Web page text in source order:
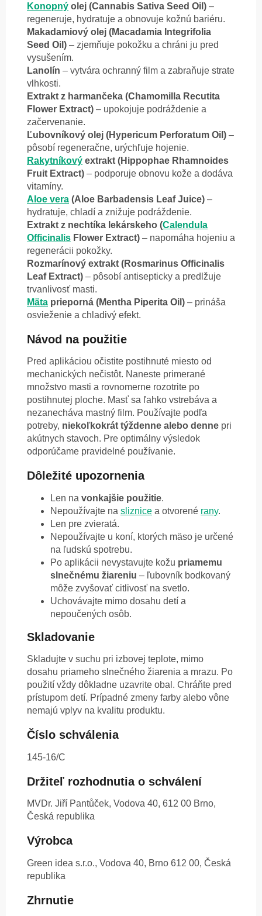
Konopný olej (Cannabis Sativa Seed Oil) –
regeneruje, hydratuje a obnovuje kožnú bariéru.
Makadamiový olej (Macadamia Integrifolia
Seed Oil) – zjemňuje pokožku a chráni ju pred
vysušením.
Lanolín – vytvára ochranný film a zabraňuje strate
vlhkosti.
Extrakt z harmančeka (Chamomilla Recutita
Flower Extract) – upokojuje podráždenie a
začervenanie.
Ľubovníkový olej (Hypericum Perforatum Oil) –
pôsobí regeneračne, urýchľuje hojenie.
Rakytníkový extrakt (Hippophae Rhamnoides
Fruit Extract) – podporuje obnovu kože a dodáva
vitamíny.
Aloe vera (Aloe Barbadensis Leaf Juice) –
hydratuje, chladí a znižuje podráždenie.
Extrakt z nechtíka lekárskeho (Calendula
Officinalis Flower Extract) – napomáha hojeniu a
regenerácii pokožky.
Rozmarínový extrakt (Rosmarinus Officinalis
Leaf Extract) – pôsobí antisepticky a predlžuje
trvanlivosť masti.
Mäta prieporná (Mentha Piperita Oil) – prináša
osvieženie a chladivý efekt.
Návod na použitie
Pred aplikáciou očistite postihnuté miesto od
mechanických nečistôt. Naneste primerané
množstvo masti a rovnomerne rozotrite po
postihnutej ploche. Masť sa ľahko vstrebáva a
nezanecháva mastný film. Používajte podľa
potreby, niekoľkokrát týždenne alebo denne pri
akútnych stavoch. Pre optimálny výsledok
odporúčame pravidelné používanie.
Dôležité upozornenia
Len na vonkajšie použitie.
Nepoužívajte na sliznice a otvorené rany.
Len pre zvieratá.
Nepoužívajte u koní, ktorých mäso je určené
na ľudskú spotrebu.
Po aplikácii nevystavujte kožu priamemu
slnečnému žiareniu – ľubovník bodkovaný
môže zvyšovať citlivosť na svetlo.
Uchovávajte mimo dosahu detí a
nepoučených osôb.
Skladovanie
Skladujte v suchu pri izbovej teplote, mimo
dosahu priameho slnečného žiarenia a mrazu. Po
použití vždy dôkladne uzavrite obal. Chráňte pred
prístupom detí. Prípadné zmeny farby alebo vône
nemajú vplyv na kvalitu produktu.
Číslo schválenia
145-16/C
Držiteľ rozhodnutia o schválení
MVDr. Jiří Pantůček, Vodova 40, 612 00 Brno,
Česká republika
Výrobca
Green idea s.r.o., Vodova 40, Brno 612 00, Česká
republika
Zhrnutie